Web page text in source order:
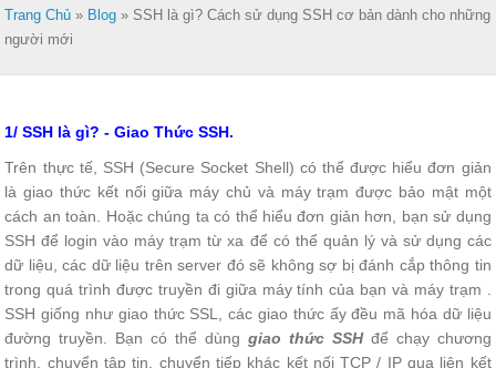
Trang Chủ » Blog » SSH là gì? Cách sử dụng SSH cơ bản dành cho những
người mới
1/ SSH là gì? - Giao Thức SSH.
Trên thực tế, SSH (Secure Socket Shell) có thể được hiểu đơn giản
là giao thức kết nối giữa máy chủ và máy trạm được bảo mật một
cách an toàn. Hoặc chúng ta có thể hiểu đơn giản hơn, bạn sử dụng
SSH để login vào máy trạm từ xa để có thể quản lý và sử dụng các
dữ liệu, các dữ liệu trên server đó sẽ không sợ bị đánh cắp thông tin
trong quá trình được truyền đi giữa máy tính của bạn và máy trạm .
SSH giống như giao thức SSL, các giao thức ấy đều mã hóa dữ liệu
đường truyền. Bạn có thể dùng giao thức SSHđể chạy chương
trình, chuyển tập tin, chuyển tiếp khác kết nối TCP / IP qua liên kết